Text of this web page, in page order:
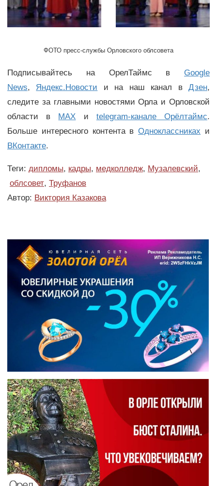
ФОТО пресс-службы Орловского облсовета
Подписывайтесь на ОрелТаймс в Google
News, Яндекс.Новости и на наш канал вДзен,
следите за главными новостями Орла и Орловской
области в MAX и telegram-канале Орёлтаймс.
Больше интересного контента вОдноклассниках и
ВКонтакте.
Теги: дипломы, кадры, медколледж, Музалевский,
облсовет, Труфанов
Автор: Виктория Казакова